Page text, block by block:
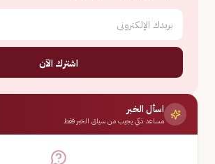
اشترك الآن
اسأل الخبر
مساعد ذكي يجيب من سياق الخبر فقط